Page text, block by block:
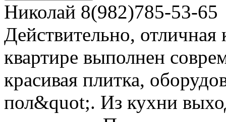
Николай 8(982)785-53-65
Действительно,
квартире выполнен
красивая плитка,
пол&quot;. Из кухни